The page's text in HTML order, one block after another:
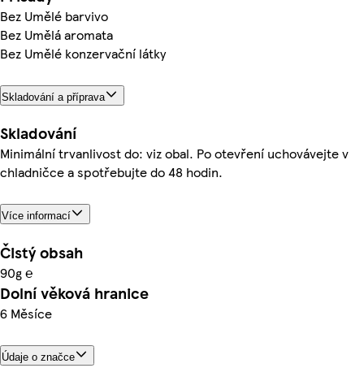
Bez Umělé barvivo
Bez Umělá aromata
Bez Umělé konzervační látky
Skladování a příprava
Skladování
Minimální trvanlivost do: viz obal. Po otevření uchovávejte v
chladničce a spotřebujte do 48 hodin.
Více informací
Čistý obsah
90g ℮
Dolní věková hranice
6 Měsíce
Údaje o značce